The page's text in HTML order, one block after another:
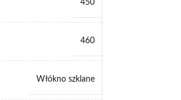
450
460
Włókno szklane